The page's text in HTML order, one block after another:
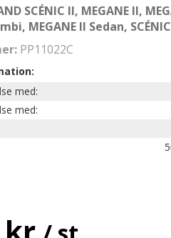
SCÉNIC II, MEGANE II,
MEGANE II Sedan,
PP11022C
med:
med: